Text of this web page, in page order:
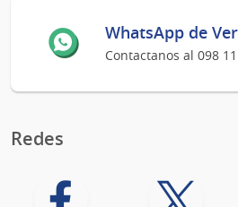
WhatsApp de
Contactanos al 098
Redes